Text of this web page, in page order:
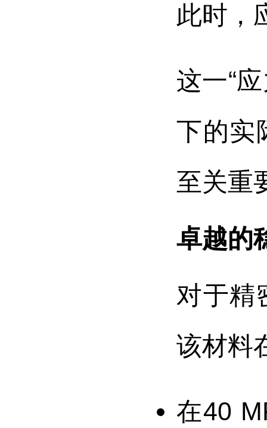
此时，
这一“
下的实
至关重
卓越的
对于精
该材料
在40